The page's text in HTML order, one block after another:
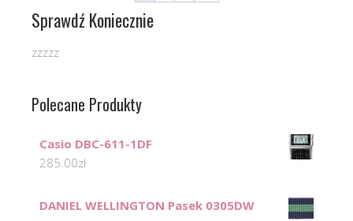
Sprawdź Koniecznie
zzzzz
Polecane Produkty
Casio DBC-611-1DF
285.00zł
DANIEL WELLINGTON Pasek 0305DW